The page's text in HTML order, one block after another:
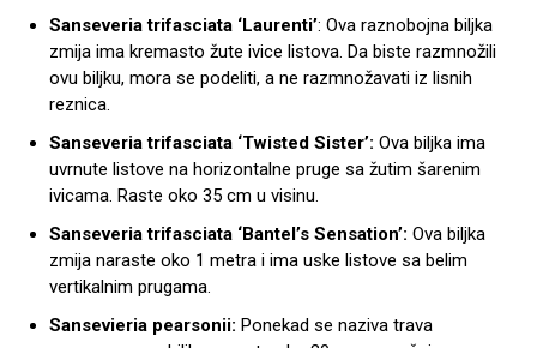
Sanseveria trifasciata ‘Laurenti’: Ova raznobojna biljka
zmija ima kremasto žute ivice listova. Da biste razmnožili
ovu biljku, mora se podeliti, a ne razmnožavati iz lisnih
reznica.
Sanseveria trifasciata ‘Twisted Sister’: Ova biljka ima
uvrnute listove na horizontalne pruge sa žutim šarenim
ivicama. Raste oko 35 cm u visinu.
Sanseveria trifasciata ‘Bantel’s Sensation’: Ova biljka
zmija naraste oko 1 metra i ima uske listove sa belim
vertikalnim prugama.
Sansevieria pearsonii: Ponekad se naziva trava